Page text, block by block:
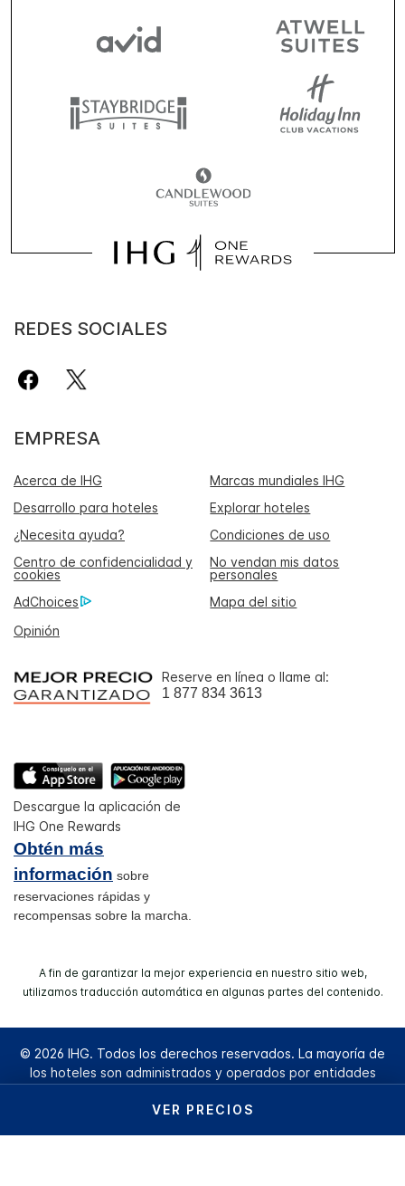
VER PRECIOS
REDES SOCIALES
EMPRESA
Acerca de IHG
Marcas mundiales IHG
Desarrollo para hoteles
Explorar hoteles
¿Necesita ayuda?
Condiciones de uso
Centro de confidencialidad y
cookies
No vendan mis datos
personales
AdChoices
Mapa del sitio
Opinión
Reserve en línea o llame al:
1 877 834 3613
Descargue la aplicación de
IHG One Rewards
Obtén más
información sobre
reservaciones rápidas y
recompensas sobre la marcha.
A fin de garantizar la mejor experiencia en nuestro sitio web,
utilizamos traducción automática en algunas partes del contenido.
© 2026 IHG. Todos los derechos reservados. La mayoría de
los hoteles son administrados y operados por entidades